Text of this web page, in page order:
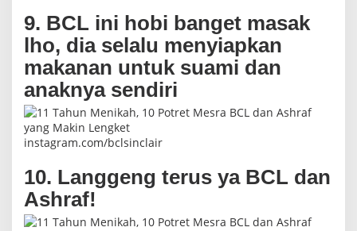
9. BCL ini hobi banget masak
lho, dia selalu menyiapkan
makanan untuk suami dan
anaknya sendiri
instagram.com/bclsinclair
10. Langgeng terus ya BCL dan
Ashraf!